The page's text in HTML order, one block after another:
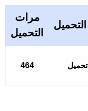
التحميل
مرات
التحميل
تحميل 464